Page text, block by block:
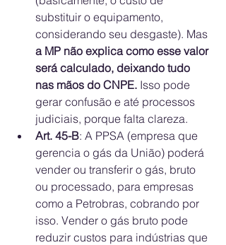
substituir o equipamento,
considerando seu desgaste). Mas
a MP não explica como esse valor
será calculado, deixando tudo
nas mãos do CNPE. Isso pode
gerar confusão e até processos
judiciais, porque falta clareza.
Art. 45-B: A PPSA (empresa que
gerencia o gás da União) poderá
vender ou transferir o gás, bruto
ou processado, para empresas
como a Petrobras, cobrando por
isso. Vender o gás bruto pode
reduzir custos para indústrias que